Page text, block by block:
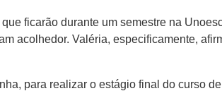
ficarão durante um semestre na
acolhedor. Valéria, especificamente,
para realizar o estágio final do curso